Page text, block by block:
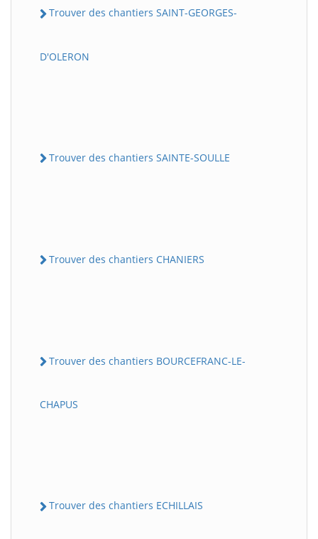
Trouver des chantiers SAINT-GEORGES-
D'OLERON
Trouver des chantiers SAINTE-SOULLE
Trouver des chantiers CHANIERS
Trouver des chantiers BOURCEFRANC-LE-
CHAPUS
Trouver des chantiers ECHILLAIS